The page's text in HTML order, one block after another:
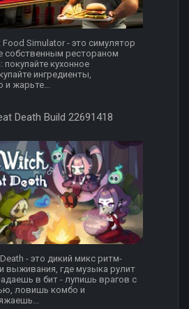
Food Simulator - это симулятор
собственным рестораном
покупайте кухонное
ингредиенты,
и жарьте...
Death Build 22691418
- это дикий микс ритм-
выживания, где музыка рулит
в бит - лупишь врагов с
ловишь комбо и